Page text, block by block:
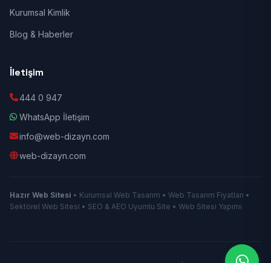
Kurumsal Kimlik
Blog & Haberler
İletişim
444 0 947
WhatsApp İletişim
info@web-dizayn.com
web-dizayn.com
Hazır Web Sitesi • Kurumsal Web Tasarım • Web Tasarım Fiyatları •
Sektörel Web Sitesi • SEO & AEO Uyumlu Site • Web Sitesi Yapımı